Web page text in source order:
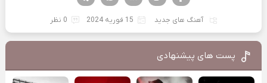
آهنگ های جدید 15 فوریه 2024 0 نظر
پست های پیشنهادی